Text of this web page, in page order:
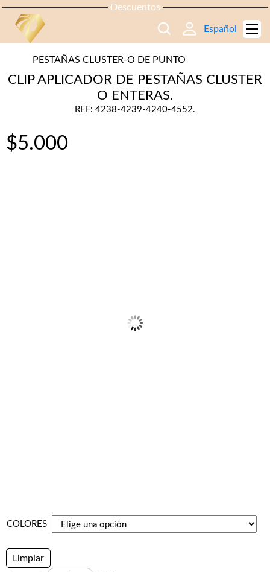
Descuentos
Español
PESTAÑAS CLUSTER-O DE PUNTO
CLIP APLICADOR DE PESTAÑAS CLUSTER
O ENTERAS.
REF: 4238-4239-4240-4552.
$5.000
COLORES
Limpiar